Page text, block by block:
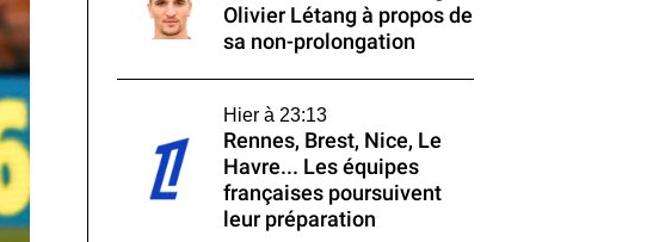
Olivier Létang à propos de
sa non-prolongation
Hier à 23:13
Rennes, Brest, Nice, Le
Havre... Les équipes
françaises poursuivent
leur préparation